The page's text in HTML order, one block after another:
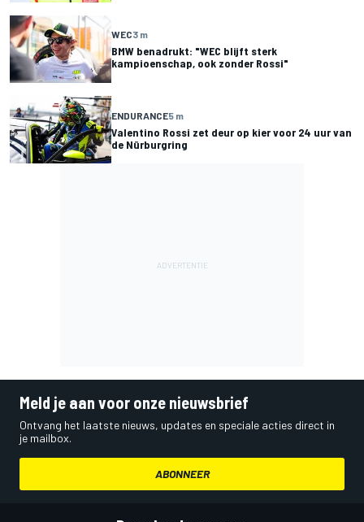
WEC3 m
BMW benadrukt: "WEC blijft sterk
kampioenschap, ook zonder Rossi"
ENDURANCE5 m
Valentino Rossi zet deur op kier voor 24 uur van
de Nürburgring
Meld je aan voor onze nieuwsbrief
Ontvang het laatste nieuws, updates en speciale acties direct in
je mailbox.
ABONNEER